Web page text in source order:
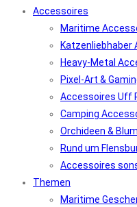
Accessoires
Maritime
Katzenliebhaber
Heavy-Metal
Pixel-Art &
Accessoires Uff
Camping
Orchideen &
Rund um
Accessoires
Themen
Maritime